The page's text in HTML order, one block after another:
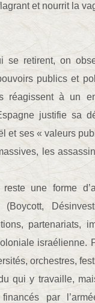
et nourrit la
se retirent, on
publics et
réagissent à un
justifie sa
et ses « valeurs
les
reste une forme
(Boycott,
partenariats,
israélienne.
orchestres,
qui y travaille,
financés par